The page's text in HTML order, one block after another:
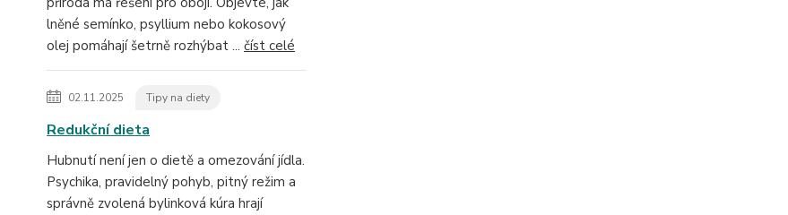
lněné semínko, psyllium nebo kokosový
olej pomáhají šetrně rozhýbat ... číst celé
02.11.2025 Tipy na diety
Redukční dieta
Hubnutí není jen o dietě a omezování jídla.
Psychika, pravidelný pohyb, pitný režim a
správně zvolená bylinková kúra hrají